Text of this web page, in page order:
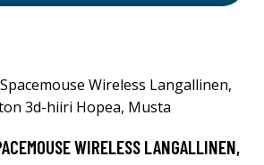
WIRELESS LANGALLINEN,